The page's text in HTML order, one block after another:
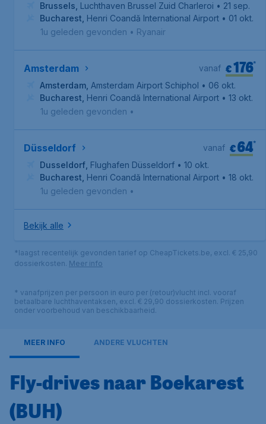
Brussels Luchthaven Brussel Zuid Charleroi • 21 sep.
Bucharest Henri Coandă International Airport • 01 okt.
1u geleden gevonden • Ryanair
Amsterdam €176*
vanaf
Amsterdam Amsterdam Airport Schiphol • 06 okt.
Bucharest Henri Coandă International Airport • 13 okt.
1u geleden gevonden •
Düsseldorf €64*
vanaf
Dusseldorf Flughafen Düsseldorf • 10 okt.
Bucharest Henri Coandă International Airport • 18 okt.
1u geleden gevonden •
Bekijk alle
*laagst recentelijk gevonden tarief op CheapTickets.be, excl. € 25,90
dossierkosten. Meer info
* vanafprijzen per persoon in euro per (retour)vlucht incl. vooraf
betaalbare luchthaventaksen, excl. € 29,90 dossierkosten. Prijzen
onder voorbehoud van beschikbaarheid.
MEER INFO ANDERE VLUCHTEN
Fly-drives naar Boekarest
(BUH)